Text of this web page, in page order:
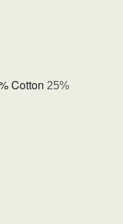
Cotton 25%